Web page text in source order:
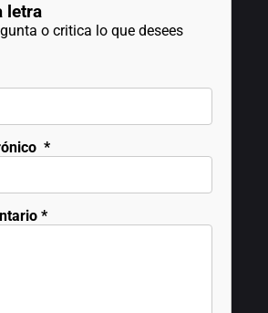
letra
o critica lo que desees
*
*